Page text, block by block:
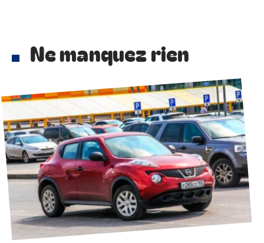
Ne manquez rien